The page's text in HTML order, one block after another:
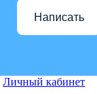
Написать
Личный кабинет